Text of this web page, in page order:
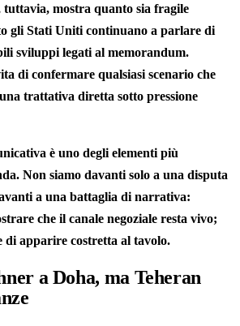
mostra quanto sia fragile
gli Stati Uniti continuano a parlare di
sviluppi legati al memorandum.
di confermare qualsiasi scenario che
trattativa diretta sotto pressione
è uno degli elementi più
Non siamo davanti solo a una disputa
a una battaglia di narrativa:
che il canale negoziale resta vivo;
di apparire costretta al tavolo.
a Doha, ma Teheran